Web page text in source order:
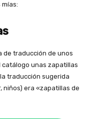
de traducción de unos
unas zapatillas
traducción sugerida
niños) era «zapatillas de